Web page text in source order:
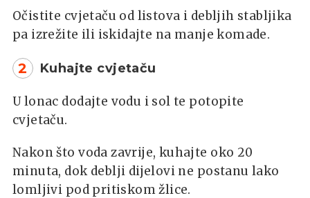
Očistite cvjetaču od listova i debljih stabljika
pa izrežite ili iskidajte na manje komade.
2 Kuhajte cvjetaču
U lonac dodajte vodu i sol te potopite
cvjetaču.
Nakon što voda zavrije, kuhajte oko 20
minuta, dok deblji dijelovi ne postanu lako
lomljivi pod pritiskom žlice.